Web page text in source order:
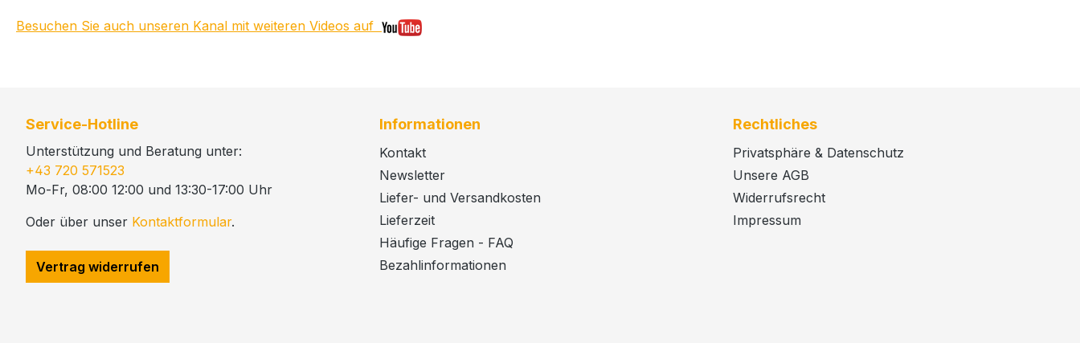
Besuchen Sie auch unseren Kanal mit weiteren Videos auf
Service-Hotline
Unterstützung und Beratung unter:
+43 720 571523
Mo-Fr, 08:00 12:00 und 13:30-17:00 Uhr
Oder über unser Kontaktformular.
Vertrag widerrufen
Informationen
Kontakt
Newsletter
Liefer- und Versandkosten
Lieferzeit
Häufige Fragen - FAQ
Bezahlinformationen
Rechtliches
Privatsphäre & Datenschutz
Unsere AGB
Widerrufsrecht
Impressum